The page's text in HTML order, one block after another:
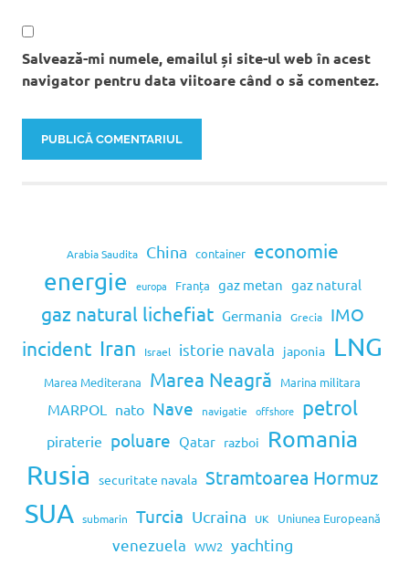
Salvează-mi numele, emailul și site-ul web în acest
navigator pentru data viitoare când o să comentez.
Arabia Saudita China container economie
energie europa Franța gaz metan gaz natural
gaz natural lichefiat Germania Grecia IMO
incident Iran Israel istorie navala japonia LNG
Marea Mediterana Marea Neagră Marina militara
MARPOL nato Nave navigatie offshore petrol
piraterie poluare Qatar razboi Romania
Rusia securitate navala Stramtoarea Hormuz
SUA submarin Turcia Ucraina UK Uniunea Europeană
venezuela WW2 yachting